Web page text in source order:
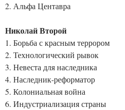
2. Альфа Центавра
Николай Второй
1. Борьба с красным террором
2. Технологический рывок
3. Невеста для наследника
4. Наследник-реформатор
5. Колониальная война
6. Индустриализация страны